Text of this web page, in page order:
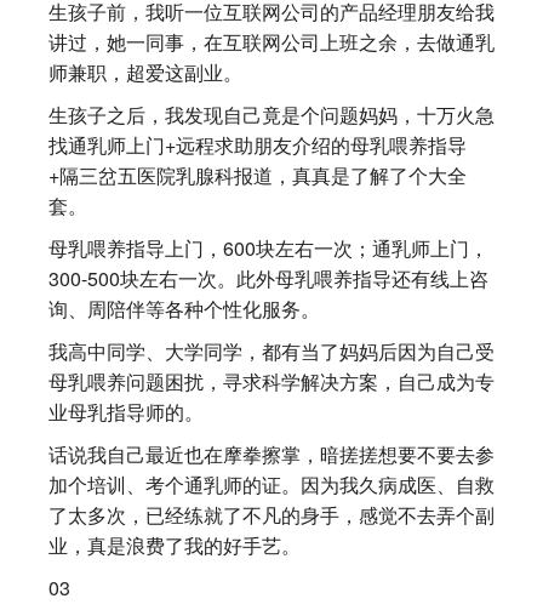
生孩子前，我听一位互联网公司的产品经理朋友给我
讲过，她一同事，在互联网公司上班之余，去做通乳
师兼职，超爱这副业。
生孩子之后，我发现自己竟是个问题妈妈，十万火急
找通乳师上门+远程求助朋友介绍的母乳喂养指导
+隔三岔五医院乳腺科报道，真真是了解了个大全
套。
母乳喂养指导上门，600块左右一次；通乳师上门，
300-500块左右一次。此外母乳喂养指导还有线上咨
询、周陪伴等各种个性化服务。
我高中同学、大学同学，都有当了妈妈后因为自己受
母乳喂养问题困扰，寻求科学解决方案，自己成为专
业母乳指导师的。
话说我自己最近也在摩拳擦掌，暗搓搓想要不要去参
加个培训、考个通乳师的证。因为我久病成医、自救
了太多次，已经练就了不凡的身手，感觉不去弄个副
业，真是浪费了我的好手艺。
03